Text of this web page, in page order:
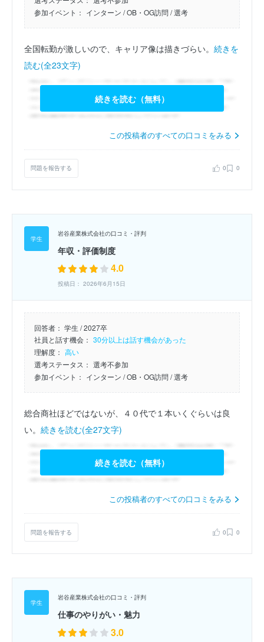
参加イベント： インターン / OB・OG訪問/ 選考
全国転勤が激しいので、キャリア像は描きづらい。 続きを
読む(全23文字)
続きを読む（無料）
この投稿者のすべての口コミをみる
問題を報告する 0 0
岩谷産業株式会社の口コミ・評判
年収・評価制度
4.0
投稿日： 2026年6月15日
回答者： 学生 / 2027卒
社員と話す機会： 30分以上は話す機会があった
理解度： 高い
選考ステータス： 選考不参加
参加イベント： インターン / OB・OG訪問/ 選考
総合商社ほどではないが、４０代で１本いくぐらいは良
い。 続きを読む(全27文字)
続きを読む（無料）
この投稿者のすべての口コミをみる
問題を報告する 0 0
岩谷産業株式会社の口コミ・評判
仕事のやりがい・魅力
3.0